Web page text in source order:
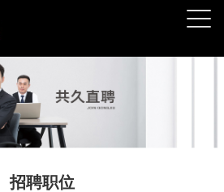
招聘职位